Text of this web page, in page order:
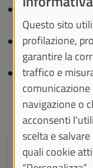
Attività di
unico di Ateneo
Gestione dei
tesoreria
del fabbisogno
Sezione
Questo sito
profilazione,
garantire la
traffico e
navigazione o
acconsenti
scelta e
quali cookie